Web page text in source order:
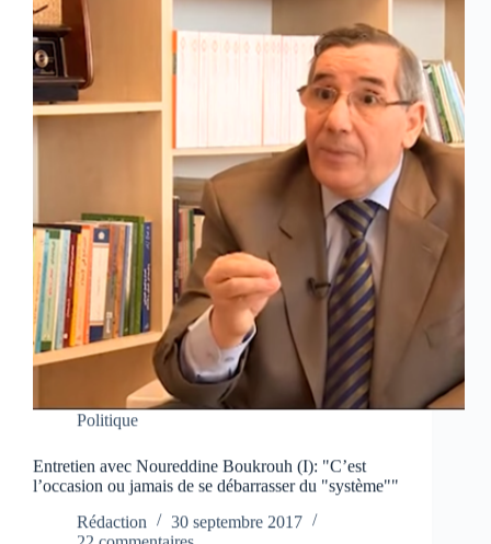
Politique
Entretien avec Noureddine Boukrouh (I): "C’est
l’occasion ou jamais de se débarrasser du "système""
Rédaction
30 septembre 2017